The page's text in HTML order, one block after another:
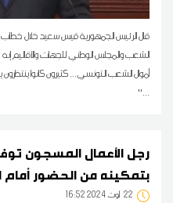
قال الرئيس الجمهورية قيس سعيد خلال خطاب
الشعب والمجلس الوطني للجهات والأقاليم إنه
أموال الشعب التونسي... كثيرون كانوا ينتظرون
...''
رجل الأعمال المسجون
بتمكينه من الحضور أمام
22 16:52 2024 أوت